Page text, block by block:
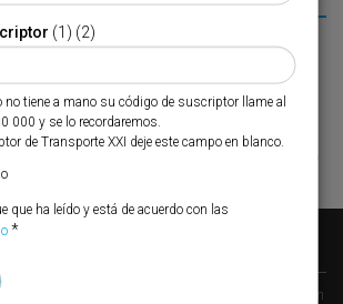
con la puesta en marcha de una
crecerá en oferta ro-pax
nuevos proyectos durante el 49º Congreso
Industria Marítima
de referencia del transporte y la logística en
(1) (2)
no tiene a mano su código de suscriptor llame al
000 y se lo recordaremos.
de Transporte XXI deje este campo en blanco.
que ha leído y está de acuerdo con las
*